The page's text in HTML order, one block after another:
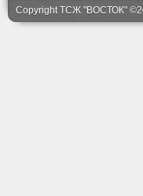
Copyright ТСЖ "ВОСТОК"